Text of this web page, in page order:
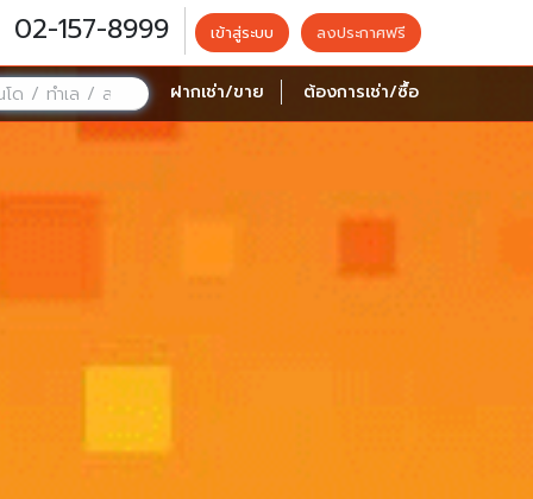
02-157-8999 เข้าสู่ระบบ ลงประกาศฟรี
ฝากเช่า/ขาย ต้องการเช่า/ซื้อ